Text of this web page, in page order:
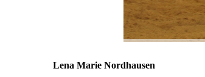
Lena Marie Nordhausen